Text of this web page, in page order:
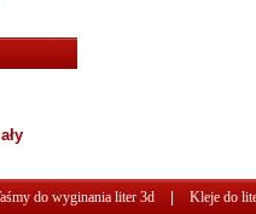
do wyginania liter 3d Kleje do